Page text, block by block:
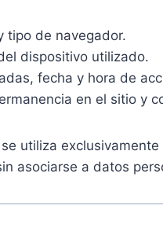
tipo de navegador.
dispositivo utilizado.
fecha y hora de
en el sitio y
utiliza
asociarse a datos